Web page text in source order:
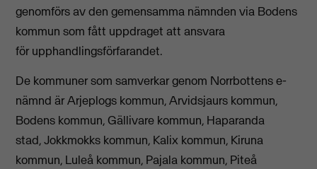
genomförs av den gemensamma nämnden via Bodens
kommun som fått uppdraget att ansvara
för upphandlingsförfarandet.
De kommuner som samverkar genom Norrbottens e-
nämnd är Arjeplogs kommun, Arvidsjaurs kommun,
Bodens kommun, Gällivare kommun, Haparanda
stad, Jokkmokks kommun, Kalix kommun, Kiruna
kommun, Luleå kommun, Pajala kommun, Piteå